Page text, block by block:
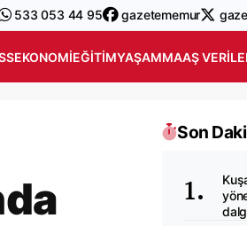
533 053 44 95 gazetememur
EKONOMIEĞITIMYAŞAMMAAŞ
Son